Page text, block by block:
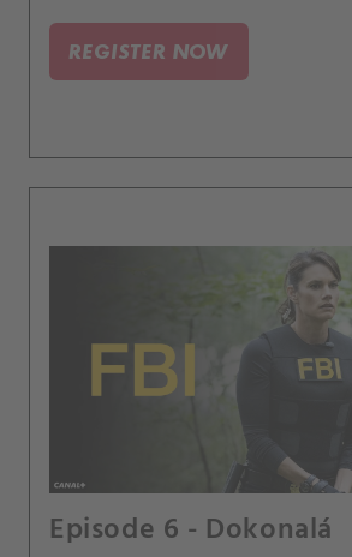
REGISTER NOW
Episode 6 - Dokonalá